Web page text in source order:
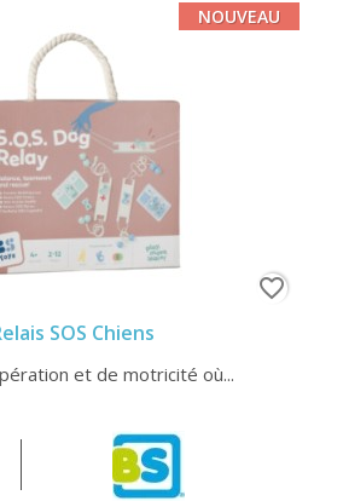
SOS Chiens
et de motricité où...
NOUVEAU
favorite_border